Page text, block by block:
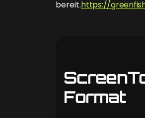
bereit.https://
Format